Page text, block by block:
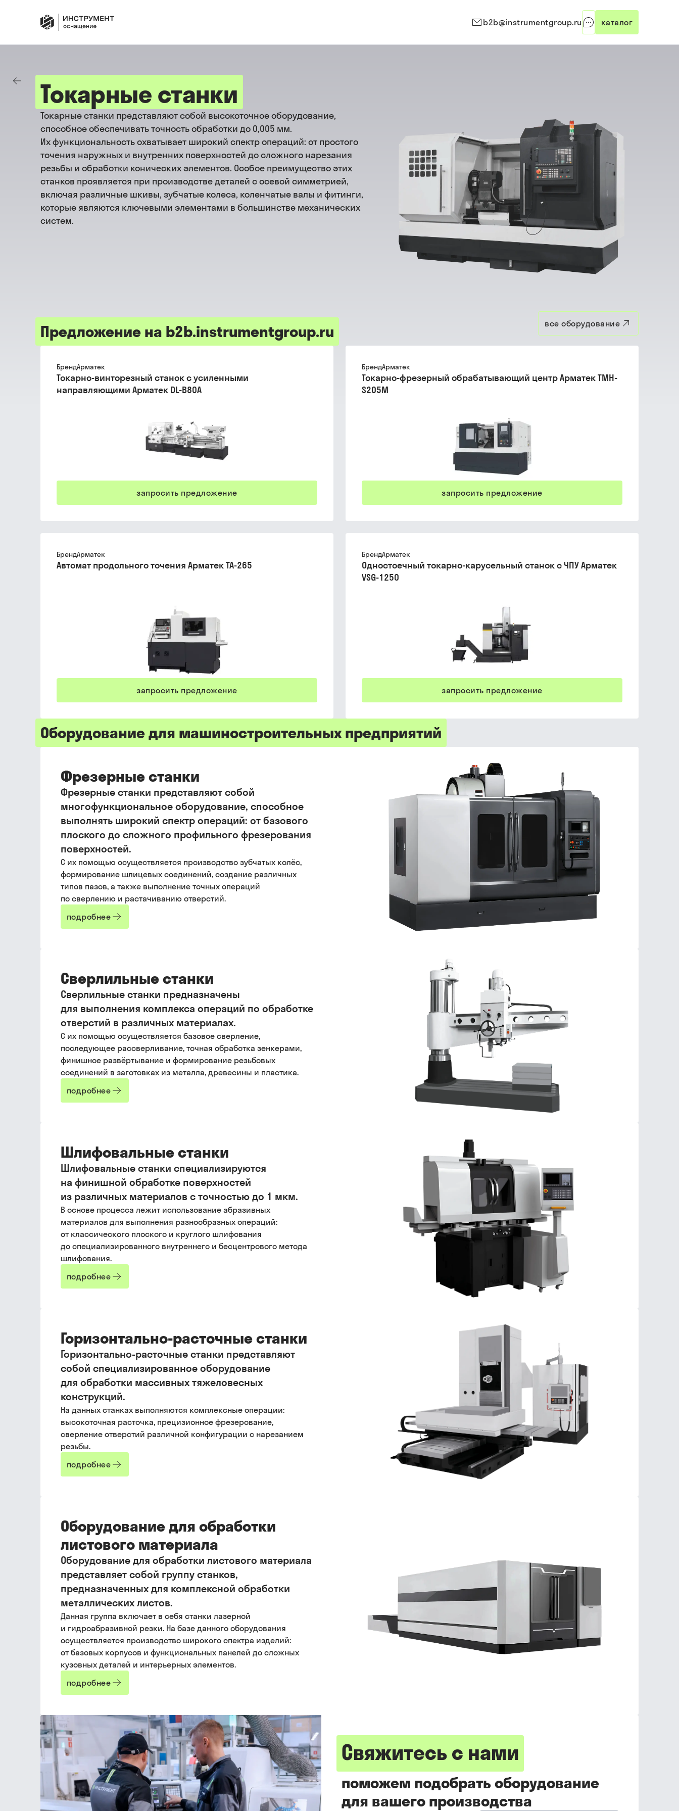
b2b@instrumentgroup.ru каталог
Токарные станки
Токарные станки представляют собой высокоточное оборудование,
способное обеспечивать точность обработки до 0,005 мм.
Их функциональность охватывает широкий спектр операций: от простого
точения наружных и внутренних поверхностей до сложного нарезания
резьбы и обработки конических элементов. Особое преимущество этих
станков проявляется при производстве деталей с осевой симметрией,
включая различные шкивы, зубчатые колеса, коленчатые валы и фитинги,
которые являются ключевыми элементами в большинстве механических
систем.
Предложение на b2b.instrumentgroup.ru
БрендАрматек
Токарно-винторезный станок с усиленными
направляющими Арматек DL-B80A
запросить предложение
БрендАрматек
Токарно-фрезерный обрабатывающий центр Арматек TMH-
S205M
запросить предложение
БрендАрматек
Автомат продольного точения Арматек ТА-265
запросить предложение
БрендАрматек
Одностоечный токарно-карусельный станок с ЧПУ Арматек
VSG-1250
запросить предложение
все оборудование
Оборудование для машиностроительных предприятий
Фрезерные станки
Фрезерные станки представляют собой
многофункциональное оборудование, способное
выполнять широкий спектр операций: от базового
плоского до сложного профильного фрезерования
поверхностей.
С их помощью осуществляется производство зубчатых колёс,
формирование шлицевых соединений, создание различных
типов пазов, а также выполнение точных операций
по сверлению и растачиванию отверстий.
подробнее
Сверлильные станки
Сверлильные станки предназначены
для выполнения комплекса операций по обработке
отверстий в различных материалах.
С их помощью осуществляется базовое сверление,
последующее рассверливание, точная обработка зенкерами,
финишное развёртывание и формирование резьбовых
соединений в заготовках из металла, древесины и пластика.
подробнее
Шлифовальные станки
Шлифовальные станки специализируются
на финишной обработке поверхностей
из различных материалов с точностью до 1 мкм.
В основе процесса лежит использование абразивных
материалов для выполнения разнообразных операций:
от классического плоского и круглого шлифования
до специализированного внутреннего и бесцентрового метода
шлифования.
подробнее
Горизонтально-расточные станки
Горизонтально-расточные станки представляют
собой специализированное оборудование
для обработки массивных тяжеловесных
конструкций.
На данных станках выполняются комплексные операции:
высокоточная расточка, прецизионное фрезерование,
сверление отверстий различной конфигурации с нарезанием
резьбы.
подробнее
Оборудование для обработки
листового материала
Оборудование для обработки листового материала
представляет собой группу станков,
предназначенных для комплексной обработки
металлических листов.
Данная группа включает в себя станки лазерной
и гидроабразивной резки. На базе данного оборудования
осуществляется производство широкого спектра изделий:
от базовых корпусов и функциональных панелей до сложных
кузовных деталей и интерьерных элементов.
подробнее
Свяжитесь с нами
поможем подобрать оборудование
для вашего производства